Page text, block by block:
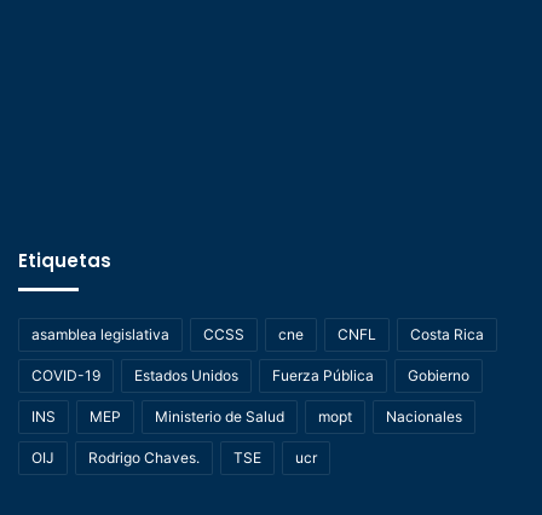
Etiquetas
asamblea legislativa CCSS cne CNFL Costa Rica
COVID-19 Estados Unidos Fuerza Pública Gobierno
INS MEP Ministerio de Salud mopt Nacionales
OIJ Rodrigo Chaves. TSE ucr